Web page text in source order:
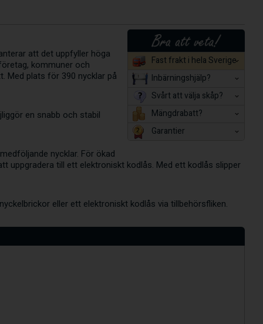
Fast frakt i hela Sverige
Inbärningshjälp?
Svårt att välja skåp?
Mängdrabatt?
Garantier
att det uppfyller höga
kommuner och
Med plats för 390 nycklar på
en snabb och stabil
nycklar. För ökad
uppgradera till ett elektroniskt kodlås. Med ett kodlås slipper
eller ett elektroniskt kodlås via tillbehörsfliken.